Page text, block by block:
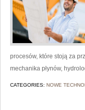
procesów, które stoją za
mechanika płynów,
CATEGORIES: NOWE